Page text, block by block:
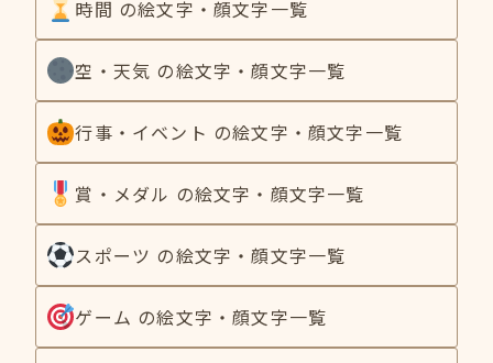
時間 の絵文字・顔文字一覧
空・天気 の絵文字・顔文字一覧
行事・イベント の絵文字・顔文字一覧
賞・メダル の絵文字・顔文字一覧
スポーツ の絵文字・顔文字一覧
ゲーム の絵文字・顔文字一覧